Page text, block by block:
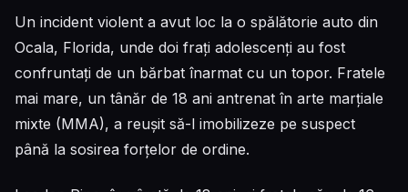
Un incident violent a avut loc la o spălătorie auto din
Ocala, Florida, unde doi frați adolescenți au fost
confruntați de un bărbat înarmat cu un topor. Fratele
mai mare, un tânăr de 18 ani antrenat în arte marțiale
mixte (MMA), a reușit să-l imobilizeze pe suspect
până la sosirea forțelor de ordine.